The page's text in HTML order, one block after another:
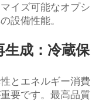
イズ可能なオプシ
設備性能。
成：冷蔵保
とエネルギー消費
要です。最高品質